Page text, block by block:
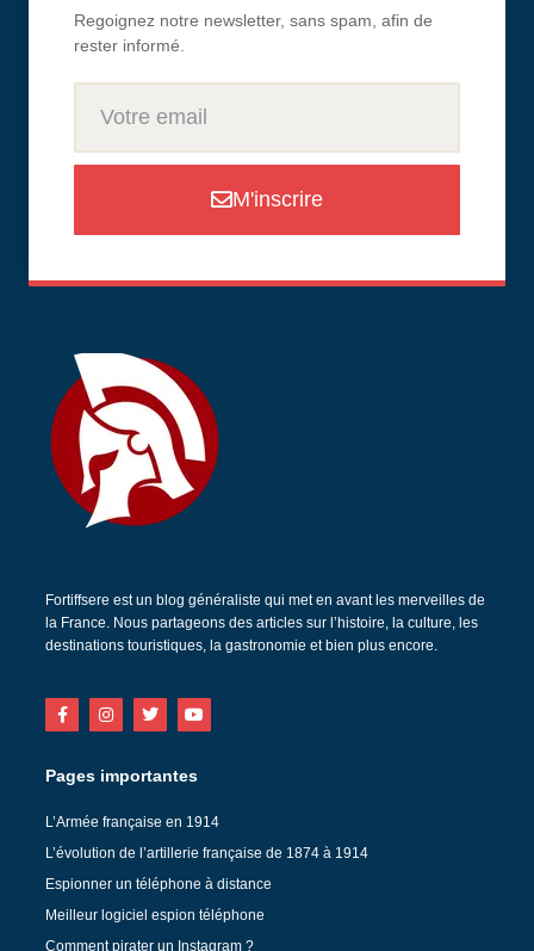
Regoignez notre newsletter, sans spam, afin de
rester informé.
M'inscrire
Fortiffsere est un blog généraliste qui met en avant les merveilles de
la France. Nous partageons des articles sur l’histoire, la culture, les
destinations touristiques, la gastronomie et bien plus encore.
Pages importantes
L’Armée française en 1914
L’évolution de l’artillerie française de 1874 à 1914
Espionner un téléphone à distance
Meilleur logiciel espion téléphone
Comment pirater un Instagram ?